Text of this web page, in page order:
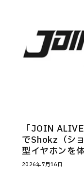
「JOIN
でShokz（シ
型イヤホンを
2026年7月16日